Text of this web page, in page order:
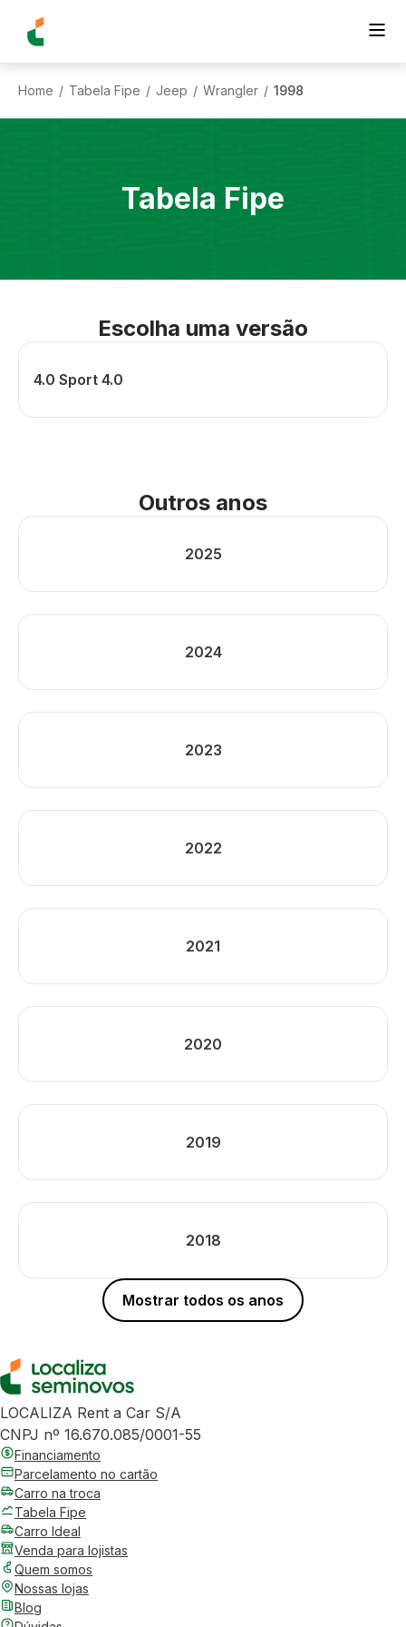
Home / Tabela Fipe / Jeep / Wrangler / 1998
Tabela Fipe
Escolha uma versão
4.0 Sport 4.0
Outros anos
2025
2024
2023
2022
2021
2020
2019
2018
Mostrar todos os anos
LOCALIZA Rent a Car S/A
CNPJ nº 16.670.085/0001-55
Financiamento
Parcelamento no cartão
Carro na troca
Tabela Fipe
Carro Ideal
Venda para lojistas
Quem somos
Nossas lojas
Blog